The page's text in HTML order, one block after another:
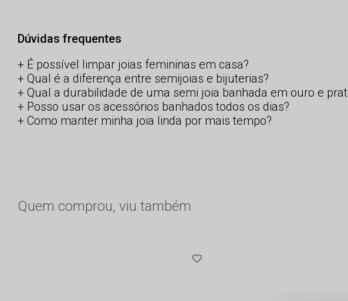
Dúvidas frequentes
É possível limpar joias femininas em casa?
Qual é a diferença entre semijoias e bijuterias?
Qual a durabilidade de uma semi joia banhada em ouro e
Posso usar os acessórios banhados todos os dias?
Como manter minha joia linda por mais tempo?
Quem comprou, viu também